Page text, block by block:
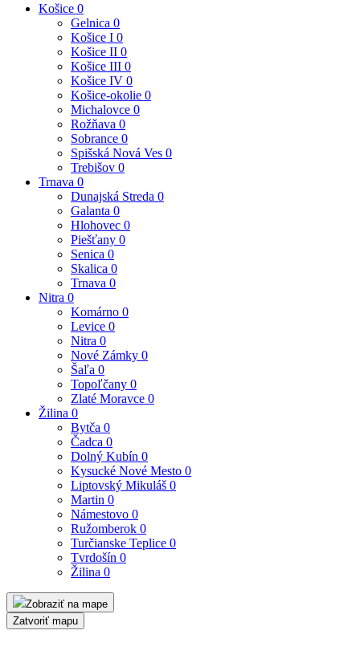
Košice 0
Gelnica 0
Košice I 0
Košice II 0
Košice III 0
Košice IV 0
Košice-okolie 0
Michalovce 0
Rožňava 0
Sobrance 0
Spišská Nová Ves 0
Trebišov 0
Trnava 0
Dunajská Streda 0
Galanta 0
Hlohovec 0
Piešťany 0
Senica 0
Skalica 0
Trnava 0
Nitra 0
Komárno 0
Levice 0
Nitra 0
Nové Zámky 0
Šaľa 0
Topoľčany 0
Zlaté Moravce 0
Žilina 0
Bytča 0
Čadca 0
Dolný Kubín 0
Kysucké Nové Mesto 0
Liptovský Mikuláš 0
Martin 0
Námestovo 0
Ružomberok 0
Turčianske Teplice 0
Tvrdošín 0
Žilina 0
Zobraziť na mape
Zatvoriť mapu